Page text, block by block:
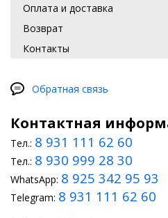
Оплата и доставка
Возврат
Контакты
Обратная связь
Контактная
Тел.: 8 931 111 62 60
Тел.: 8 930 999 28 30
WhatsApp: 8 925 342 95 93
Telegram: 8 931 111 62 60